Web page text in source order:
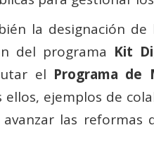
la designación
del programa Kit
el Programa de
ejemplos de
las reformas